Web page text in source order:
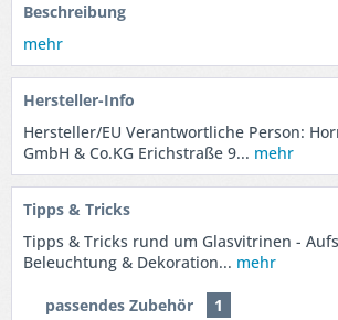
Beschreibung
mehr
Hersteller-Info
Hersteller/EU Verantwortliche Person:
GmbH & Co.KG Erichstraße 9... mehr
Tipps & Tricks
Tipps & Tricks rund um Glasvitrinen -
Beleuchtung & Dekoration... mehr
passendes Zubehör 1